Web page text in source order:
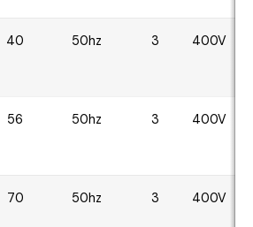
40 50hz 3 400V
56 50hz 3 400V
70 50hz 3 400V